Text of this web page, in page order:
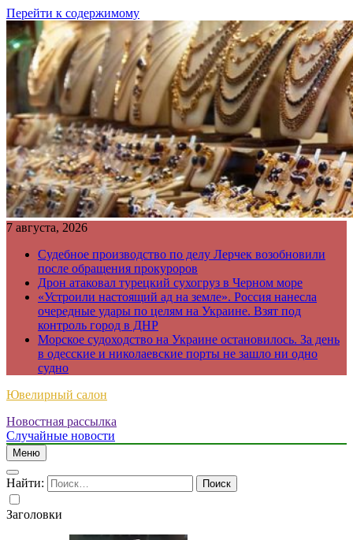
Перейти к содержимому
7 августа, 2026
Судебное производство по делу Лерчек возобновили
после обращения прокуроров
Дрон атаковал турецкий сухогруз в Черном море
«Устроили настоящий ад на земле». Россия нанесла
очередные удары по целям на Украине. Взят под
контроль город в ДНР
Морское судоходство на Украине остановилось. За день
в одесские и николаевские порты не зашло ни одно
судно
Ювелирный салон
Новостная рассылка
Случайные новости
Меню
Найти:
Заголовки